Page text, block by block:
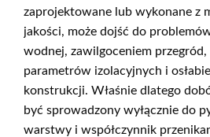
zaprojektowane lub wykonane z
jakości, może dojść do
wodnej, zawilgoceniem przegród,
parametrów izolacyjnych i
konstrukcji. Właśnie dlatego
być sprowadzony wyłącznie do
warstwy i współczynnik